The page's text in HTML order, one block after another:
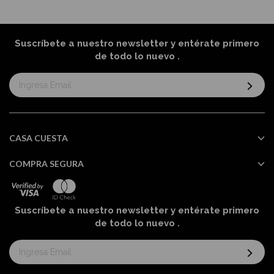
Suscríbete a nuestro newsletter y entérate primero
de todo lo nuevo .
Suscríbase
al
informativo:
CASA CUESTA
COMPRA SEGURA
Suscríbete a nuestro newsletter y entérate primero
de todo lo nuevo .
Suscríbase
al